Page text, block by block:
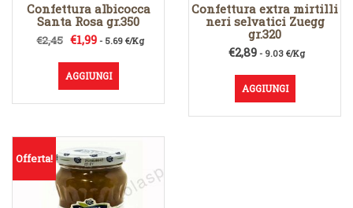
Confettura albicocca
Santa Rosa gr.350
€2,45 Il
originale
era:
€2,45.
€1,99Il
attuale
è:
€1,99.
- 5.69 €/Kg
AGGIUNGI
Confettura extra mirtilli
neri selvatici Zuegg
gr.320
€2,89 - 9.03 €/Kg
AGGIUNGI
Offerta!